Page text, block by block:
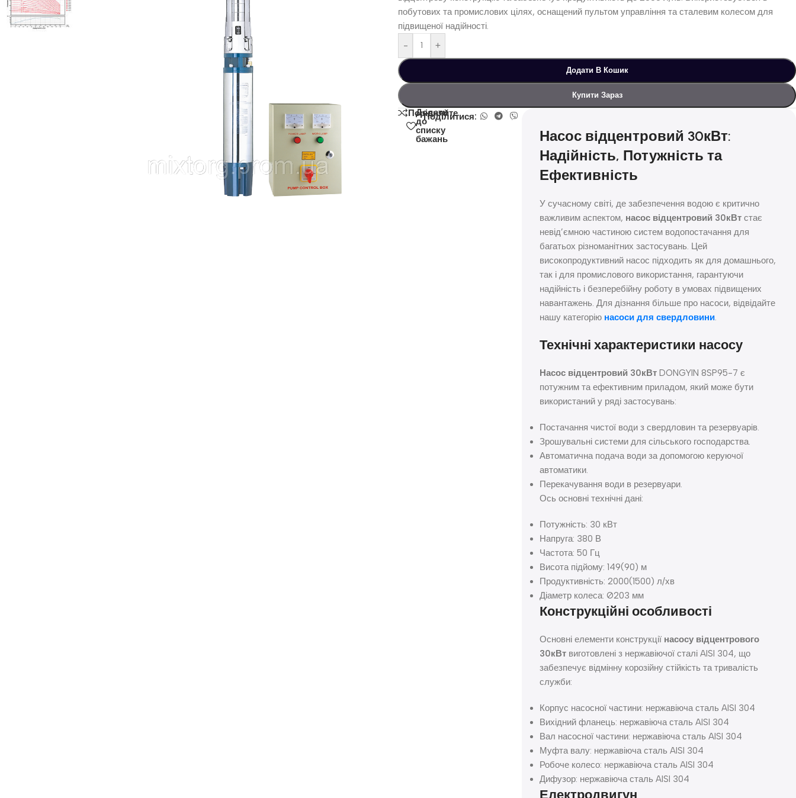
побутових та промислових цілях, оснащений пультом управління та сталевим колесом для
підвищеної надійності.
-
+
Додати В Кошик
Купити Зараз
Порівняйте
Додати
до
списку
бажань
Поділитися:
Насос відцентровий 30кВт:
Надійність, Потужність та
Ефективність
У сучасному світі, де забезпечення водою є критично
важливим аспектом, насос відцентровий 30кВт стає
невід’ємною частиною систем водопостачання для
багатьох різноманітних застосувань. Цей
високопродуктивний насос підходить як для домашнього,
так і для промислового використання, гарантуючи
надійність і безперебійну роботу в умовах підвищених
навантажень. Для дізнання більше про насоси, відвідайте
нашу категорію насоси для свердловини.
Технічні характеристики насосу
Насос відцентровий 30кВт DONGYIN 8SP95-7 є
потужним та ефективним приладом, який може бути
використаний у ряді застосувань:
Постачання чистої води з свердловин та резервуарів.
Зрошувальні системи для сільського господарства.
Автоматична подача води за допомогою керуючої
автоматики.
Перекачування води в резервуари.
Ось основні технічні дані:
Потужність: 30 кВт
Напруга: 380 В
Частота: 50 Гц
Висота підйому: 149(90) м
Продуктивність: 2000(1500) л/хв
Діаметр колеса: Ø203 мм
Конструкційні особливості
Основні елементи конструкції насосу відцентрового
30кВт виготовлені з нержавіючої сталі AISI 304, що
забезпечує відмінну корозійну стійкість та тривалість
служби:
Корпус насосної частини: нержавіюча сталь AISI 304
Вихідний фланець: нержавіюча сталь AISI 304
Вал насосної частини: нержавіюча сталь AISI 304
Муфта валу: нержавіюча сталь AISI 304
Робоче колесо: нержавіюча сталь AISI 304
Дифузор: нержавіюча сталь AISI 304
Електродвигун